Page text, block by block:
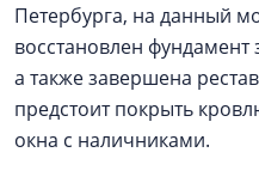
Петербурга, на данный
восстановлен
а также завершена
предстоит покрыть
окна с наличниками.